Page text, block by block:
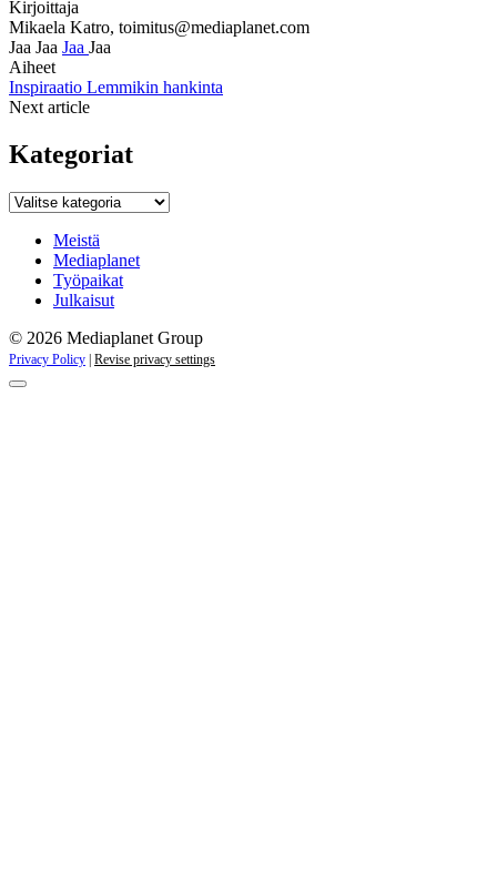
Kirjoittaja
Mikaela Katro, toimitus@mediaplanet.com
Jaa Jaa Jaa Jaa
Aiheet
Inspiraatio Lemmikin hankinta
Next article
Kategoriat
Kategoriat
Meistä
Mediaplanet
Työpaikat
Julkaisut
© 2026 Mediaplanet Group
Privacy Policy Revise privacy settings